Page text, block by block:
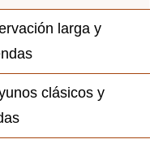
larga y
clásicos y